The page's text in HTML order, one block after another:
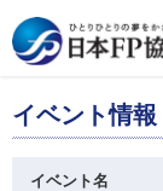
イベント情報
イベント名